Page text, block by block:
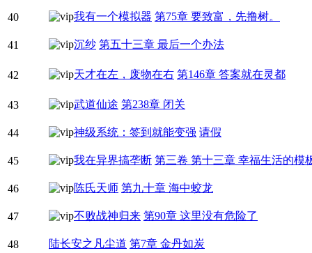
40 我有一个模拟器 第75章 要致富，先撸树。
41 沉纱 第五十三章 最后一个办法
42 天才在左，废物在右 第146章 答案就在灵都
43 武道仙途 第238章 闭关
44 神级系统：签到就能变强 请假
45 我在异界搞垄断 第三卷 第十三章 幸福生活的模
46 陈氏天师 第九十章 海中蛟龙
47 不败战神归来 第90章 这里没有危险了
48 陆长安之凡尘道 第7章 金丹如炭